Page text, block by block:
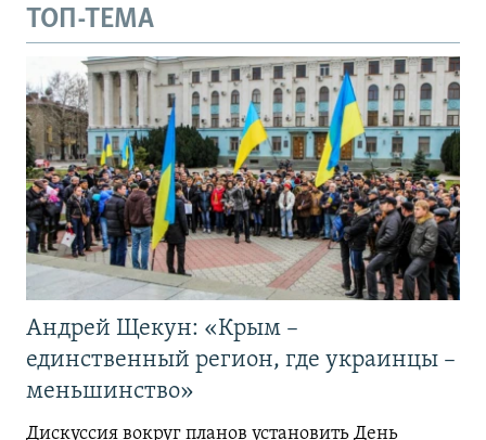
ТОП-ТЕМА
Андрей Щекун: «Крым –
единственный регион, где украинцы –
меньшинство»
Дискуссия вокруг планов установить День